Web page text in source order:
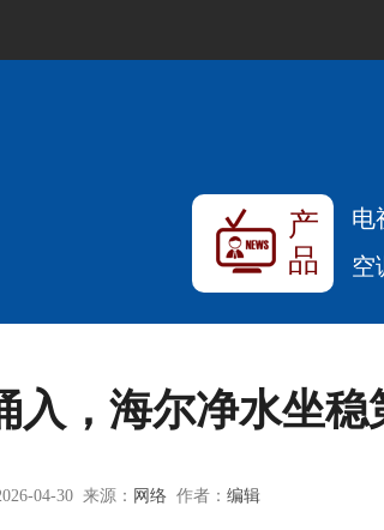
产
品
电
空
入，海尔净水坐稳
04-30 来源： 网络作者： 编辑